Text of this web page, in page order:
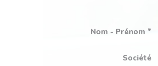
Nom - Prénom
Société